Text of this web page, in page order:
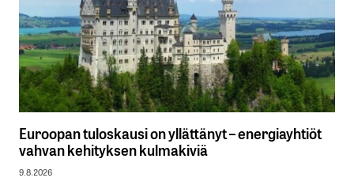
Euroopan tuloskausi on yllättänyt – energiayhtiöt
vahvan kehityksen kulmakiviä
9.8.2026